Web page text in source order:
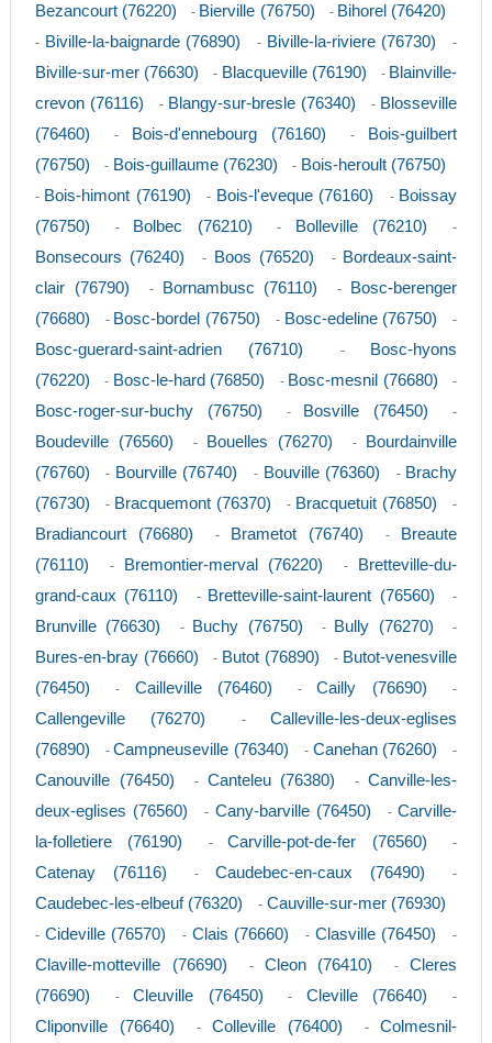
Bezancourt (76220) - Bierville (76750) - Bihorel (76420)
- Biville-la-baignarde (76890) - Biville-la-riviere (76730) -
Biville-sur-mer (76630) - Blacqueville (76190) - Blainville-
crevon (76116)
- Blangy-sur-bresle (76340) - Blosseville
(76460)
- Bois-d'ennebourg (76160) -
Bois-guilbert
(76750)
- Bois-guillaume (76230) - Bois-heroult (76750)
- Bois-himont (76190) - Bois-l'eveque (76160) - Boissay
(76750)
- Bolbec (76210) - Bolleville (76210) -
Bonsecours (76240) - Boos (76520) - Bordeaux-saint-
clair (76790)
- Bornambusc (76110) -
Bosc-berenger
(76680)
- Bosc-bordel (76750) - Bosc-edeline (76750) -
Bosc-guerard-saint-adrien (76710) -
Bosc-hyons
(76220)
- Bosc-le-hard (76850) - Bosc-mesnil (76680) -
Bosc-roger-sur-buchy (76750) - Bosville (76450) -
Boudeville (76560) - Bouelles (76270) -
Bourdainville
(76760)
- Bourville (76740) - Bouville (76360) - Brachy
(76730)
- Bracquemont (76370) - Bracquetuit (76850) -
Bradiancourt (76680) - Brametot (76740) -
Breaute
(76110)
- Bremontier-merval (76220) -
Bretteville-du-
grand-caux (76110)
- Bretteville-saint-laurent (76560) -
Brunville (76630) - Buchy (76750) - Bully (76270) -
Bures-en-bray (76660) - Butot (76890) - Butot-venesville
(76450)
- Cailleville (76460) -Cailly (76690) -
Callengeville (76270) -Calleville-les-deux-eglises
(76890)
-Campneuseville (76340) - Canehan (76260) -
Canouville (76450) - Canteleu (76380) -Canville-les-
deux-eglises (76560)
- Cany-barville (76450) -Carville-
la-folletiere (76190)
-Carville-pot-de-fer (76560) -
Catenay (76116) - Caudebec-en-caux (76490) -
Caudebec-les-elbeuf (76320) - Cauville-sur-mer (76930)
- Cideville (76570) - Clais (76660) - Clasville (76450) -
Claville-motteville (76690) - Cleon (76410) -Cleres
(76690)
-Cleuville (76450) - Cleville (76640) -
Cliponville (76640) - Colleville (76400) -Colmesnil-